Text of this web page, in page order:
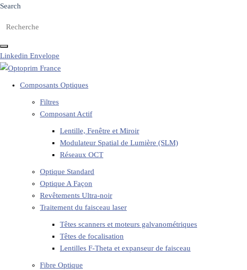
Search
Linkedin Envelope
Composants Optiques
Filtres
Composant Actif
Lentille, Fenêtre et Miroir
Modulateur Spatial de Lumière (SLM)
Réseaux OCT
Optique Standard
Optique A Façon
Revêtements Ultra-noir
Traitement du faisceau laser
Têtes scanners et moteurs galvanométriques
Têtes de focalisation
Lentilles F-Theta et expanseur de faisceau
Fibre Optique